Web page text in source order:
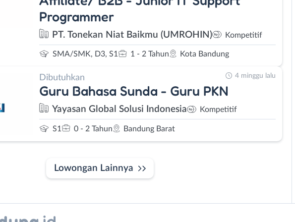
Programmer
PT. Tonekan Niat Baikmu (UMROHIN) Kompetitif
SMA/SMK, D3, S1 1 - 2 Tahun Kota Bandung
Dibutuhkan
Guru Bahasa Sunda - Guru PKN
Yayasan Global Solusi Indonesia Kompetitif
S1 0 - 2 Tahun Bandung Barat
4 minggu lalu
Lowongan Lainnya